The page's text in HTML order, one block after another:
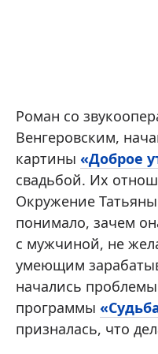
Роман со
Венгеровским,
картины «Доброе
свадьбой. Их
Окружение
понимало, зачем
с мужчиной, не
умеющим
начались
программы
призналась, что